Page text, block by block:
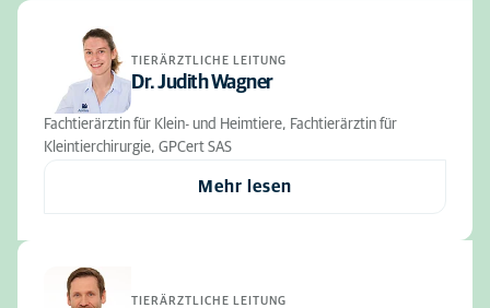
TIERÄRZTLICHE LEITUNG
Dr. Judith Wagner
Fachtierärztin für Klein- und Heimtiere, Fachtierärztin für
Kleintierchirurgie, GPCert SAS
Mehr lesen
TIERÄRZTLICHE LEITUNG